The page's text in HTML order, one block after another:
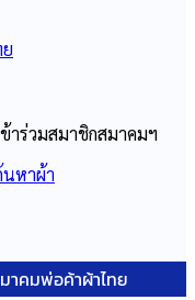
ข้าร่วมสมาชิกสมาคมฯ
หาผ้า
าคมพ่อค้าผ้าไทย